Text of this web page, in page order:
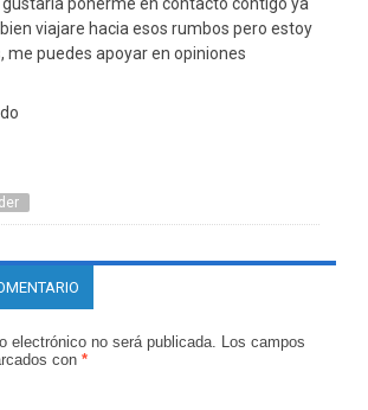
gustaria ponerme en contacto contigo ya
viajare hacia esos rumbos pero estoy
me puedes apoyar en opiniones
electrónico no será publicada. Los campos
con *